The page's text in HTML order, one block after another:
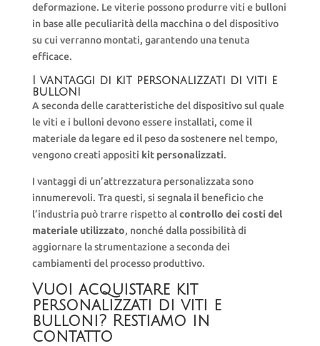
deformazione. Le viterie possono produrre viti e bulloni
in base alle peculiarità della macchina o del dispositivo
su cui verranno montati, garantendo una tenuta
efficace.
I vantaggi di kit personalizzati di viti e
bulloni
A seconda delle caratteristiche del dispositivo sul quale
le viti e i bulloni devono essere installati, come il
materiale da legare ed il peso da sostenere nel tempo,
vengono creati appositi kit personalizzati.
I vantaggi di un’attrezzatura personalizzata sono
innumerevoli. Tra questi, si segnala il beneficio che
l’industria può trarre rispetto alcontrollo dei costi del
materiale utilizzato, nonché dalla possibilità di
aggiornare la strumentazione a seconda dei
cambiamenti del processo produttivo.
Vuoi acquistare kit
personalizzati di viti e
bulloni? Restiamo in
contatto